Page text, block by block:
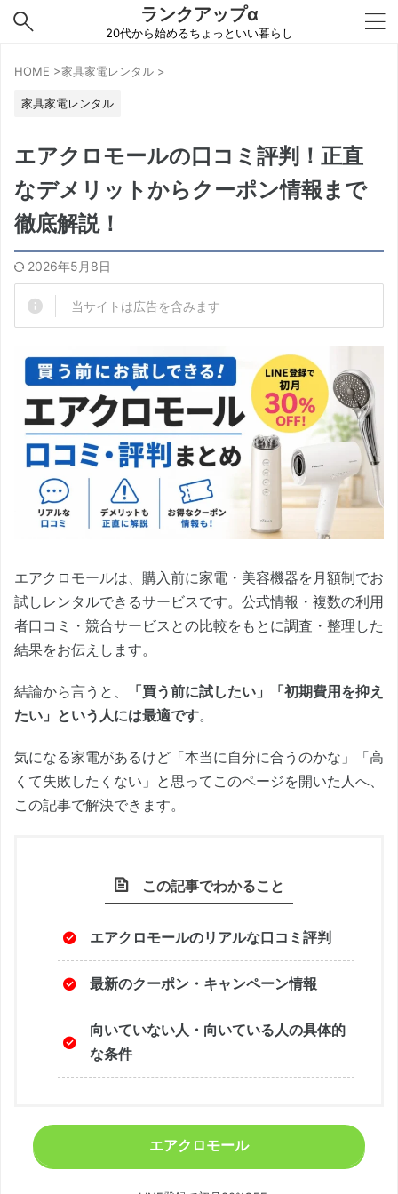
ランクアップα
20代から始めるちょっといい暮らし
HOME >家具家電レンタル >
家具家電レンタル
エアクロモールの口コミ評判！正直
なデメリットからクーポン情報まで
徹底解説！
2026年5月8日
当サイトは広告を含みます
エアクロモールは、購入前に家電・美容機器を月額制でお
試しレンタルできるサービスです。公式情報・複数の利用
者口コミ・競合サービスとの比較をもとに調査・整理した
結果をお伝えします。
結論から言うと、
「買う前に試したい」「初期費用を抑え
たい」という人には最適です。
気になる家電があるけど「本当に自分に合うのかな」「高
くて失敗したくない」と思ってこのページを開いた人へ、
この記事で解決できます。
この記事でわかること
エアクロモールのリアルな口コミ評判
最新のクーポン・キャンペーン情報
向いていない人・向いている人の具体的
な条件
エアクロモール